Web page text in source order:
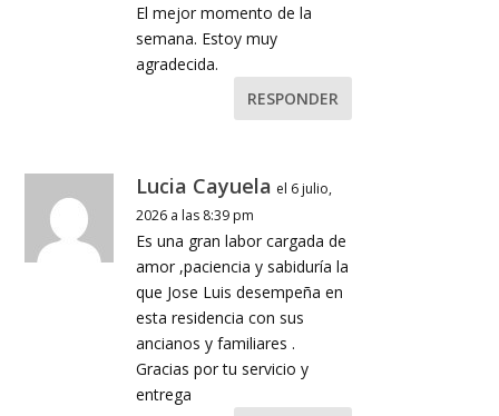
El mejor momento de la
semana. Estoy muy
agradecida.
RESPONDER
Lucia Cayuela el 6 julio,
2026 a las 8:39 pm
Es una gran labor cargada de
amor ,paciencia y sabiduría la
que Jose Luis desempeña en
esta residencia con sus
ancianos y familiares .
Gracias por tu servicio y
entrega